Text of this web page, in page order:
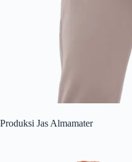
Produksi Jas Almamater